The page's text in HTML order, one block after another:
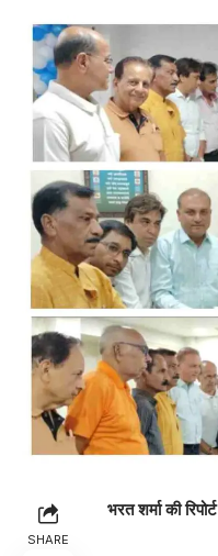
SHARE
भरत शर्मा की रिपोर्ट